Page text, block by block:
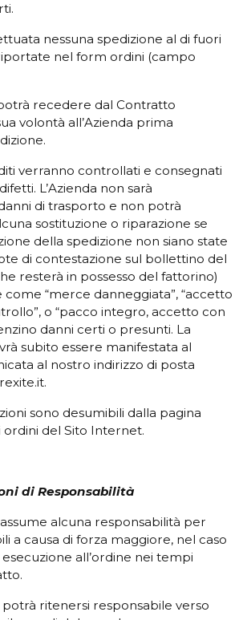
nessuna spedizione al di fuori
nel form ordini (campo
recedere dal Contratto
volontà all’Azienda prima
verranno controllati e consegnati
L’Azienda non sarà
di trasporto e non potrà
sostituzione o riparazione se
della spedizione non siano state
di contestazione sul bollettino del
resterà in possesso del fattorino)
“merce danneggiata”, “accetto
o “pacco integro, accetto con
danni certi o presunti. La
subito essere manifestata al
al nostro indirizzo di posta
sono desumibili dalla pagina
del Sito Internet.
di Responsabilità
assume alcuna responsabilità per
a causa di forza maggiore, nel caso
all’ordine nei tempi
potrà ritenersi responsabile verso